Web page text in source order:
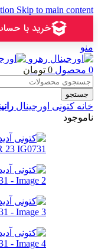
Skip to main content
منو
0 محصول 0 تومان
جستجو
خانه کتونی اورجینال
ناموجود